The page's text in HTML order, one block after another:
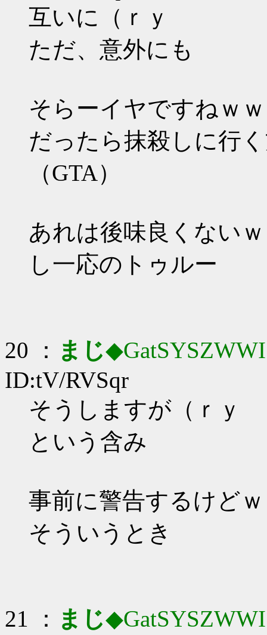
互いに（ｒｙ
ただ、意外にも
そらーイヤですねｗ
だったら抹殺しに行
（GTA）
あれは後味良くない
し一応のトゥルー
20 ： まじ◆GatSYSZWWI
ID:tV/RVSqr
そうしますが（ｒｙ
という含み
事前に警告するけど
そういうとき
21 ： まじ◆GatSYSZWWI